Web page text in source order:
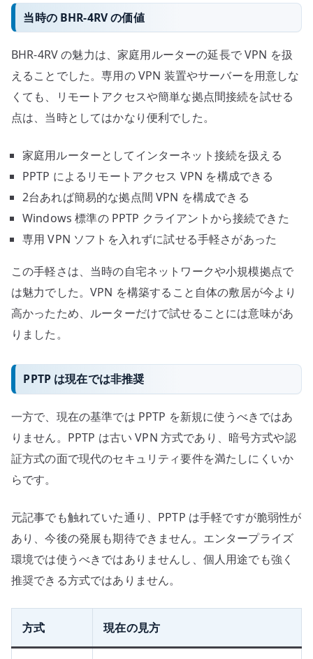
み
替
る
へ
の
当時の BHR-4RV の価値
BHR-4RV の魅力は、家庭用ルーターの延長で VPN を扱
えることでした。専用の VPN 装置やサーバーを用意しな
くても、リモートアクセスや簡単な拠点間接続を試せる
点は、当時としてはかなり便利でした。
家庭用ルーターとしてインターネット接続を扱える
PPTP によるリモートアクセス VPN を構成できる
2台あれば簡易的な拠点間 VPN を構成できる
Windows 標準の PPTP クライアントから接続できた
専用 VPN ソフトを入れずに試せる手軽さがあった
この手軽さは、当時の自宅ネットワークや小規模拠点で
は魅力でした。VPN を構築すること自体の敷居が今より
高かったため、ルーターだけで試せることには意味があ
りました。
PPTP は現在では非推奨
一方で、現在の基準では PPTP を新規に使うべきではあ
りません。PPTP は古い VPN 方式であり、暗号方式や認
証方式の面で現代のセキュリティ要件を満たしにくいか
らです。
元記事でも触れていた通り、PPTP は手軽ですが脆弱性が
あり、今後の発展も期待できません。エンタープライズ
環境では使うべきではありませんし、個人用途でも強く
推奨できる方式ではありません。
方式 現在の見方